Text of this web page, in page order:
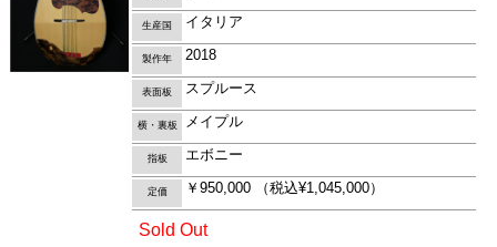
生産国 イタリア
製作年 2018
表面板 スプルース
横・裏板 メイプル
指板 エボニー
定価 ￥950,000 （税込¥1,045,000）
Sold Out